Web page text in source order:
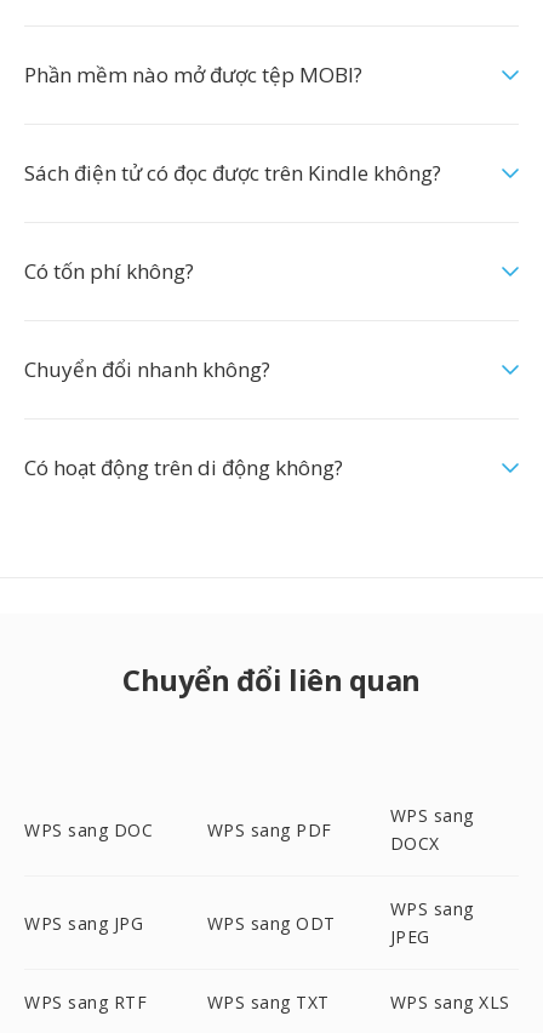
Phần mềm nào mở được tệp MOBI?
Sách điện tử có đọc được trên Kindle không?
Có tốn phí không?
Chuyển đổi nhanh không?
Có hoạt động trên di động không?
Chuyển đổi liên quan
WPS sang DOC WPS sang PDF
WPS sang
DOCX
WPS sang JPG WPS sang ODT
WPS sang
JPEG
WPS sang RTF WPS sang TXT WPS sang XLS